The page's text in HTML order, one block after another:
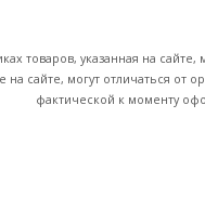
товаров, указанная на
сайте, могут отличаться от
фактической к моменту